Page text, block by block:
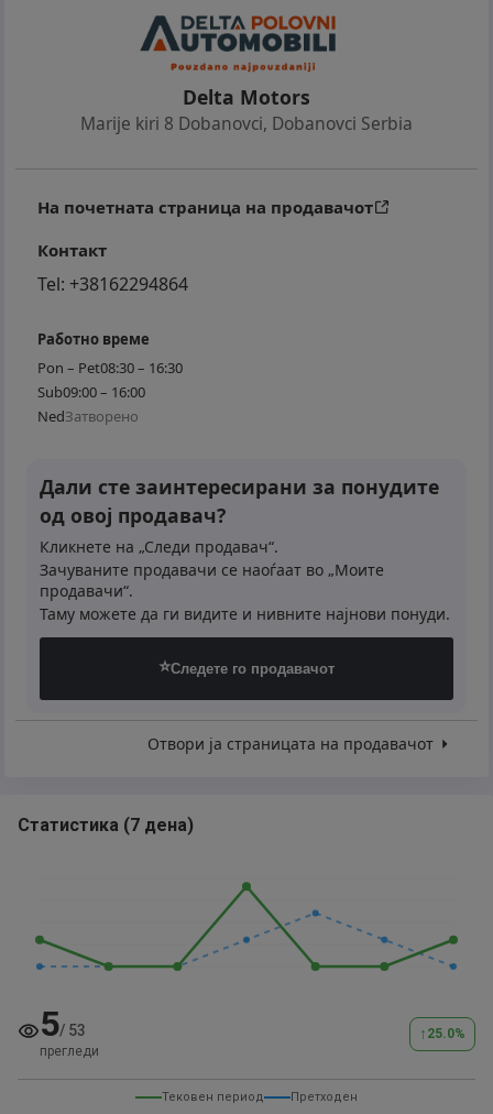
Delta Motors
Marije kiri 8 Dobanovci, Dobanovci Serbia
На почетната страница на продавачот
Контакт
Tel: +38162294864
Работно време
Pon – Pet08:30 – 16:30
Sub09:00 – 16:00
NedЗатворено
Дали сте заинтересирани за понудите
од овој продавач?
Кликнете на „Следи продавач“.
Зачуваните продавачи се наоѓаат во „Моите
продавачи“.
Таму можете да ги видите и нивните најнови понуди.
⭐Следете го продавачот
Отвори ја страницата на продавачот
Статистика (7 дена)
5/ 53
прегледи
↑ 25.0%
Тековен период Претходен